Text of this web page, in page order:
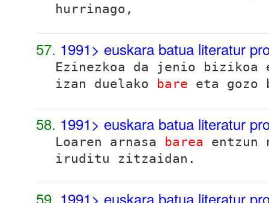
hurrinago,
57. 1991> euskara batua literatur
Ezinezkoa da jenio bizikoa
izan duelako bare eta gozo
58. 1991> euskara batua literatur
Loaren arnasa barea entzun
iruditu zitzaidan.
59. 1991> euskara batua literatur